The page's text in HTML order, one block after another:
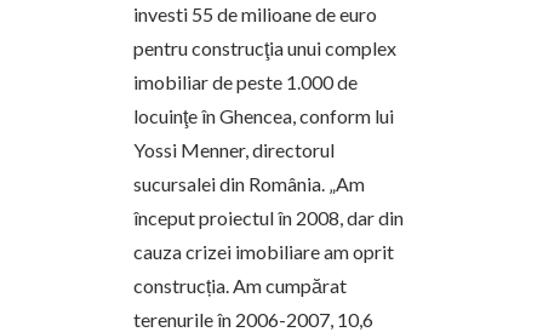
investi 55 de milioane de euro
pentru construcţia unui complex
imobiliar de peste 1.000 de
locuinţe în Ghencea, conform lui
Yossi Menner, directorul
sucursalei din România. „Am
început proiectul în 2008, dar din
cauza crizei imobiliare am oprit
construcția. Am cumpărat
terenurile în 2006-2007, 10,6